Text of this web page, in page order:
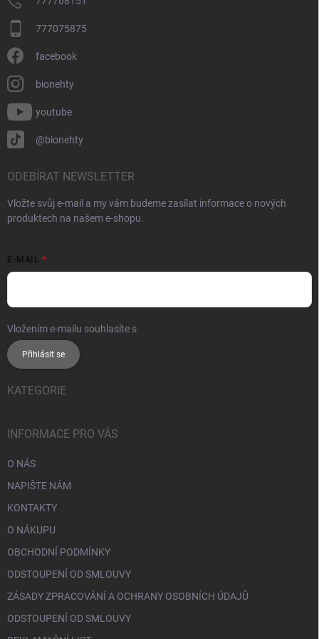
777075875
facebook
bionehty
youtube
@bionehty
ODEBÍRAT NEWSLETTER
Vložte svůj e-mail a my vám budeme zasílat informace o nových
produktech na našem e-shopu.
E-MAIL
Vložením e-mailu souhlasíte s
Přihlásit se
KATEGORIE
INFORMACE PRO VÁS
O NÁS
NAPIŠTE NÁM
KONTAKTY
O NÁKUPU
OBCHODNÍ PODMÍNKY
ODSTOUPENÍ OD SMLOUVY
ZÁSADY ZPRACOVÁNÍ A OCHRANY OSOBNÍCH ÚDAJŮ
ODSTOUPENÍ OD SMLOUVY